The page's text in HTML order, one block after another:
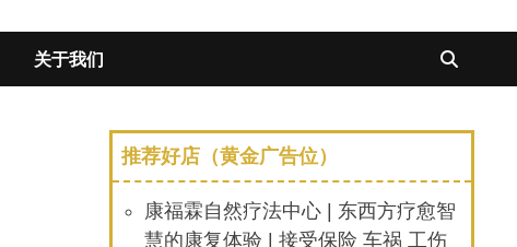
关于我们
推荐好店（黄金广告位）
康福霖自然疗法中心 | 东西方疗愈智
慧的康复体验 | 接受保险 车祸 工伤